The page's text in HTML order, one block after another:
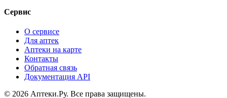
Сервис
О сервисе
Для аптек
Аптеки на карте
Контакты
Обратная связь
Документация API
© 2026 Аптеки.Ру. Все права защищены.